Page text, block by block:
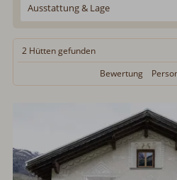
Ausstattung & Lage
2 Hüttengefunden
Bewertung